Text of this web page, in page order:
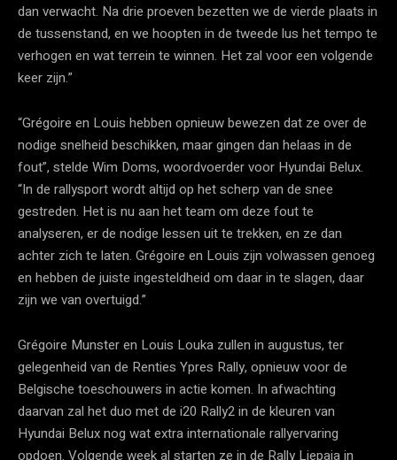
dan verwacht. Na drie proeven bezetten we de vierde plaats in
de tussenstand, en we hoopten in de tweede lus het tempo te
verhogen en wat terrein te winnen. Het zal voor een volgende
keer zijn.”
“Grégoire en Louis hebben opnieuw bewezen dat ze over de
nodige snelheid beschikken, maar gingen dan helaas in de
fout”, stelde Wim Doms, woordvoerder voor Hyundai Belux.
“In de rallysport wordt altijd op het scherp van de snee
gestreden. Het is nu aan het team om deze fout te
analyseren, er de nodige lessen uit te trekken, en ze dan
achter zich te laten. Grégoire en Louis zijn volwassen genoeg
en hebben de juiste ingesteldheid om daar in te slagen, daar
zijn we van overtuigd.”
Grégoire Munster en Louis Louka zullen in augustus, ter
gelegenheid van de Renties Ypres Rally, opnieuw voor de
Belgische toeschouwers in actie komen. In afwachting
daarvan zal het duo met de i20 Rally2 in de kleuren van
Hyundai Belux nog wat extra internationale rallyervaring
opdoen. Volgende week al starten ze in de Rally Liepaja in